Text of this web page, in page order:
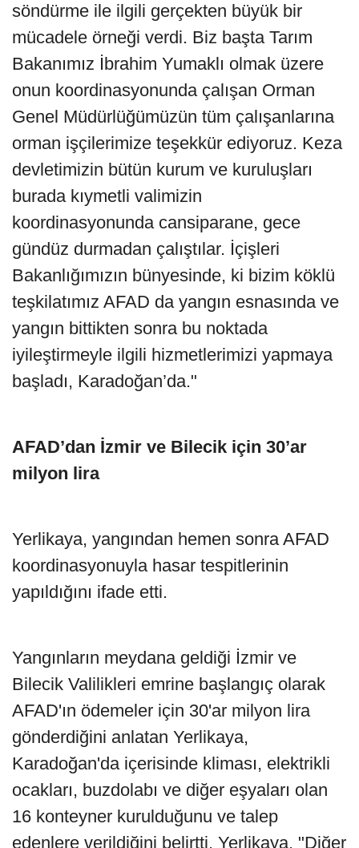
söndürme ile ilgili gerçekten büyük bir
mücadele örneği verdi. Biz başta Tarım
Bakanımız İbrahim Yumaklı olmak üzere
onun koordinasyonunda çalışan Orman
Genel Müdürlüğümüzün tüm çalışanlarına
orman işçilerimize teşekkür ediyoruz. Keza
devletimizin bütün kurum ve kuruluşları
burada kıymetli valimizin
koordinasyonunda cansiparane, gece
gündüz durmadan çalıştılar. İçişleri
Bakanlığımızın bünyesinde, ki bizim köklü
teşkilatımız AFAD da yangın esnasında ve
yangın bittikten sonra bu noktada
iyileştirmeyle ilgili hizmetlerimizi yapmaya
başladı, Karadoğan’da."
AFAD’dan İzmir ve Bilecik için 30’ar
milyon lira
Yerlikaya, yangından hemen sonra AFAD
koordinasyonuyla hasar tespitlerinin
yapıldığını ifade etti.
Yangınların meydana geldiği İzmir ve
Bilecik Valilikleri emrine başlangıç olarak
AFAD'ın ödemeler için 30'ar milyon lira
gönderdiğini anlatan Yerlikaya,
Karadoğan'da içerisinde kliması, elektrikli
ocakları, buzdolabı ve diğer eşyaları olan
16 konteyner kurulduğunu ve talep
edenlere verildiğini belirtti. Yerlikaya, "Diğer